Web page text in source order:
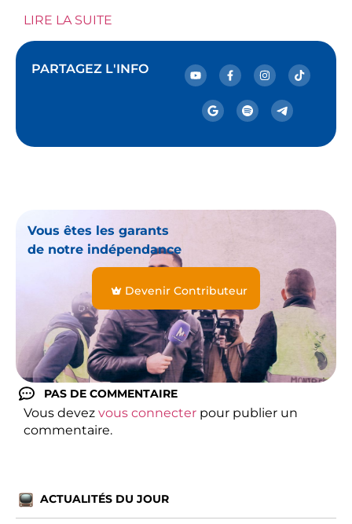
LIRE LA SUITE
PARTAGEZ L'INFO
Vous êtes les garants
de notre indépendance
Devenir Contributeur
PAS DE COMMENTAIRE
Vous devez vous connecter pour publier un
commentaire.
ACTUALITÉS DU JOUR